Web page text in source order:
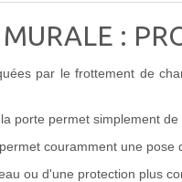
:
par le frottement de
porte permet simplement de
couramment une pose
ou d'une protection plus